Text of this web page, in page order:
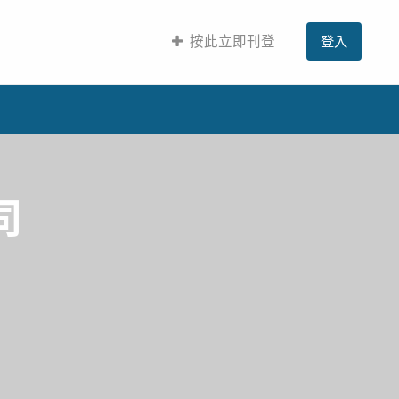
按此立即刊登 登入